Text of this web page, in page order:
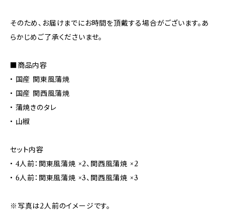
そのため、お届けまでにお時間を頂戴する場合がございます。あ
らかじめご了承くださいませ。
■商品内容
• 国産 関東風蒲焼
• 国産 関西風蒲焼
• 蒲焼きのタレ
• 山椒
セット内容
• 4人前：関東風蒲焼 ×2、関西風蒲焼 ×2
• 6人前：関東風蒲焼 ×3、関西風蒲焼 ×3
※写真は2人前のイメージです。